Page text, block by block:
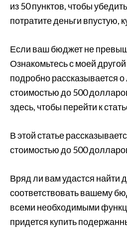
из 50 пунктов, чтобы
потратите деньги впустую,
Если ваш бюджет не
Ознакомьтесь с моей другой
подробно рассказывается
стоимостью до 500
здесь, чтобы перейти к
В этой статье
стоимостью до 500
Вряд ли вам удастся найти
соответствовать вашему
всеми необходимыми
придется купить